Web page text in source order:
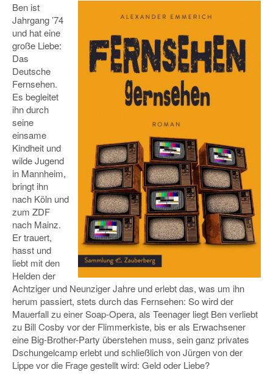
Ben ist
Jahrgang ’74
und hat eine
große Liebe:
Das
Deutsche
Fernsehen.
Es begleitet
ihn durch
seine
einsame
Kindheit und
wilde Jugend
in Mannheim,
bringt ihn
nach Köln und
zum ZDF
nach Mainz.
Er trauert,
hasst und
liebt mit den
Helden der
Achtziger und Neunziger Jahre und erlebt das, was um ihn
herum passiert, stets durch das Fernsehen: So wird der
Mauerfall zu einer Soap-Opera, als Teenager liegt Ben verliebt
zu Bill Cosby vor der Flimmerkiste, bis er als Erwachsener
eine Big-Brother-Party überstehen muss, sein ganz privates
Dschungelcamp erlebt und schließlich von Jürgen von der
Lippe vor die Frage gestellt wird: Geld oder Liebe?